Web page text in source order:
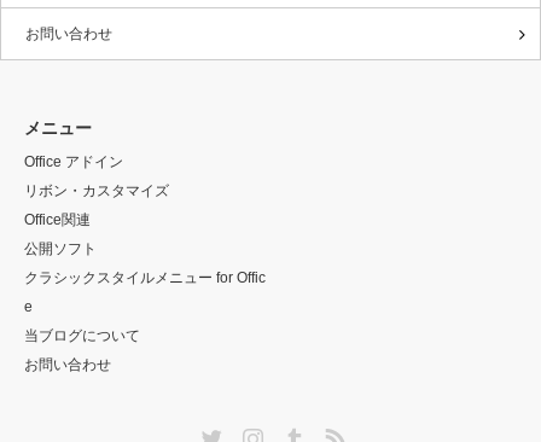
お問い合わせ
メニュー
Office アドイン
リボン・カスタマイズ
Office関連
公開ソフト
クラシックスタイルメニュー for Offic
e
当ブログについて
お問い合わせ
RSS